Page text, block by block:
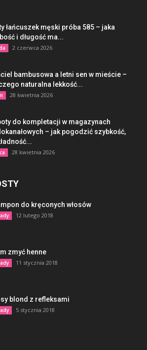
łańcuszek męski próba 585 – jaka
i długość ma...
2 czerwca 2026
bambusowa a letni sen w mieście –
naturalna lekkość...
28 kwietnia 2026
do kompletacji w magazynach
– jak pogodzić szybkość,
28 kwietnia 2026
do kręconych włosów
12 lutego 2018
zmyć henne
11 stycznia 2018
blond z refleksami
5 stycznia 2018